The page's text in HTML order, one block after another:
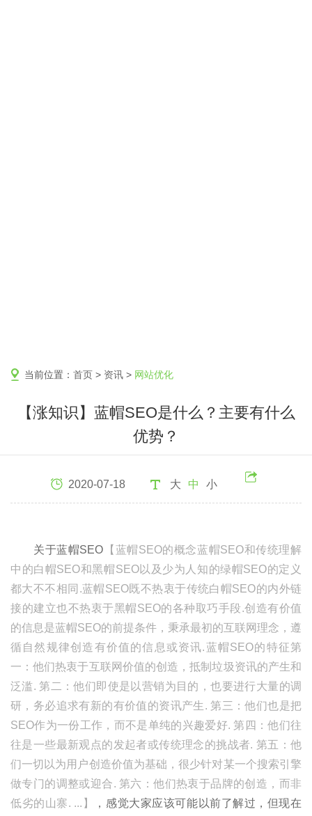
当前位置： 首页 > 资讯 > 网站优化
【涨知识】蓝帽SEO是什么？主要有什么
优势？
2020-07-18 大 中 小
关于蓝帽SEO 【蓝帽SEO的概念蓝帽SEO和传统理解
中的白帽SEO和黑帽SEO以及少为人知的绿帽SEO的定义
都大不不相同.蓝帽SEO既不热衷于传统白帽SEO的内外链
接的建立也不热衷于黑帽SEO的各种取巧手段.创造有价值
的信息是蓝帽SEO的前提条件，秉承最初的互联网理念，遵
循自然规律创造有价值的信息或资讯.蓝帽SEO的特征第
一：他们热衷于互联网价值的创造，抵制垃圾资讯的产生和
泛滥. 第二：他们即使是以营销为目的，也要进行大量的调
研，务必追求有新的有价值的资讯产生. 第三：他们也是把
SEO作为一份工作，而不是单纯的兴趣爱好. 第四：他们往
往是一些最新观点的发起者或传统理念的挑战者. 第五：他
们一切以为用户创造价值为基础，很少针对某一个搜索引擎
做专门的调整或迎合. 第六：他们热衷于品牌的创造，而非
低劣的山寨. ...】
，感觉大家应该可能以前了解过，但现在